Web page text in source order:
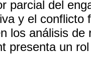
parcial del
y el conflicto
los análisis
presenta un